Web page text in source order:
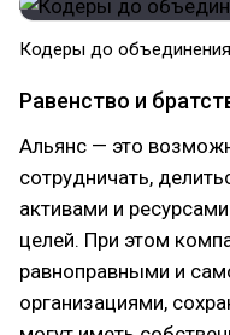
Кодеры до
Равенство и
Альянс — это
сотрудничать,
активами и
целей. При этом
равноправными и
организациями,